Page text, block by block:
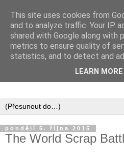
pondělí 5. října 2015
The World Scrap
This site uses cookies from
and to analyze traffic. Your IP
shared with Google along with
metrics to ensure quality of
statistics, and to detect and
LEARN MORE